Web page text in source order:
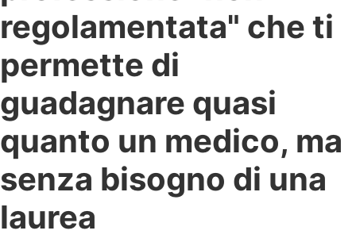
regolamentata" che ti
permette di
guadagnare quasi
quanto un medico, ma
senza bisogno di una
laurea